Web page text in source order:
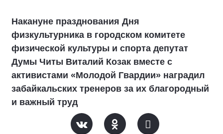
Накануне празднования Дня
физкультурника в городском комитете
физической культуры и спорта депутат
Думы Читы Виталий Козак вместе с
активистами «Молодой Гвардии» наградил
забайкальских тренеров за их благородный
и важный труд